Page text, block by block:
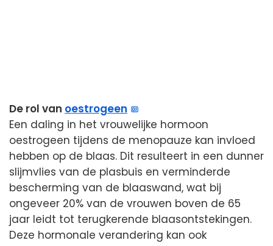
De rol van oestrogeen
Een daling in het vrouwelijke hormoon
oestrogeen tijdens de menopauze kan invloed
hebben op de blaas. Dit resulteert in een dunner
slijmvlies van de plasbuis en verminderde
bescherming van de blaaswand, wat bij
ongeveer 20% van de vrouwen boven de 65
jaar leidt tot terugkerende blaasontstekingen.
Deze hormonale verandering kan ook